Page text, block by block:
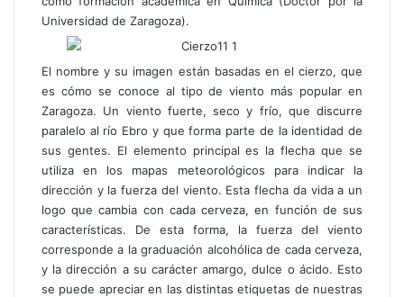
Universidad de Zaragoza).
El nombre y su imagen están basadas en el cierzo, que
es cómo se conoce al tipo de viento más popular en
Zaragoza. Un viento fuerte, seco y frío, que discurre
paralelo al río Ebro y que forma parte de la identidad de
sus gentes. El elemento principal es la flecha que se
utiliza en los mapas meteorológicos para indicar la
dirección y la fuerza del viento. Esta flecha da vida a un
logo que cambia con cada cerveza, en función de sus
características. De esta forma, la fuerza del viento
corresponde a la graduación alcohólica de cada cerveza,
y la dirección a su carácter amargo, dulce o ácido. Esto
se puede apreciar en las distintas etiquetas de nuestras